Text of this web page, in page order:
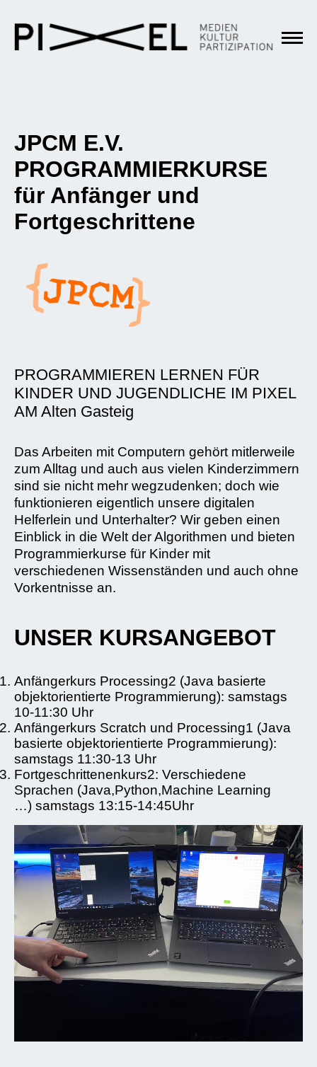
JPCM E.V.
PROGRAMMIERKURSE
für Anfänger und
Fortgeschrittene
PROGRAMMIEREN LERNEN FÜR
KINDER UND JUGENDLICHE IM PIXEL
AM Alten Gasteig
Das Arbeiten mit Computern gehört mitlerweile
zum Alltag und auch aus vielen Kinderzimmern
sind sie nicht mehr wegzudenken; doch wie
funktionieren eigentlich unsere digitalen
Helferlein und Unterhalter? Wir geben einen
Einblick in die Welt der Algorithmen und bieten
Programmierkurse für Kinder mit
verschiedenen Wissenständen und auch ohne
Vorkentnisse an.
UNSER KURSANGEBOT
Anfängerkurs Processing2 (Java basierte
objektorientierte Programmierung): samstags
10-11:30 Uhr
Anfängerkurs Scratch und Processing1 (Java
basierte objektorientierte Programmierung):
samstags 11:30-13 Uhr
Fortgeschrittenenkurs2: Verschiedene
Sprachen (Java,Python,Machine Learning
…) samstags 13:15-14:45Uhr